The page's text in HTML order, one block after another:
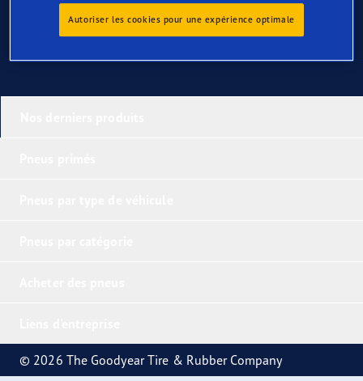
Contactez-nous
© 2026 The Goodyear Tire & Rubber Company
Autoriser les cookies pour une expérience optimale